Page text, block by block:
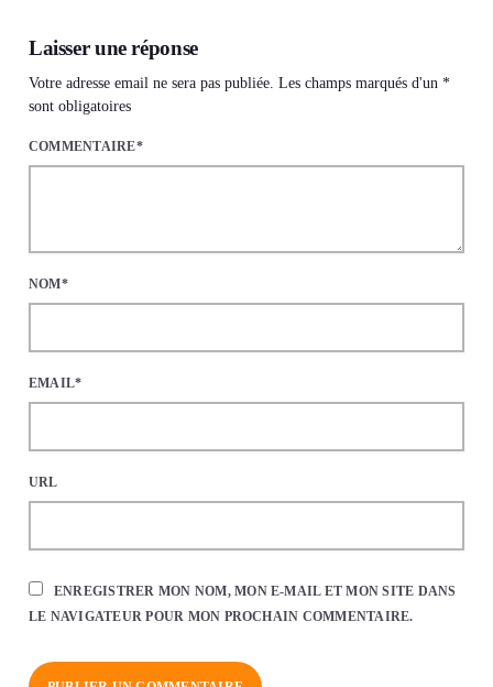
Laisser une réponse
Votre adresse email ne sera pas publiée. Les champs marqués d'un *
sont obligatoires
COMMENTAIRE*
NOM*
EMAIL*
URL
ENREGISTRER MON NOM, MON E-MAIL ET MON SITE DANS
LE NAVIGATEUR POUR MON PROCHAIN COMMENTAIRE.